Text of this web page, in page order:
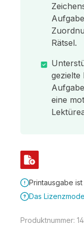
Rätsel.
gezielte
eine
Printausgabe
Das
Produktnummer: